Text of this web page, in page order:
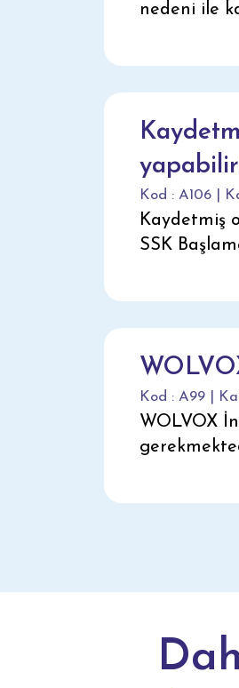
nedeni ile
Kod : A106 |
Kaydetmiş
SSK
Kod : A99 |
WOLVOX